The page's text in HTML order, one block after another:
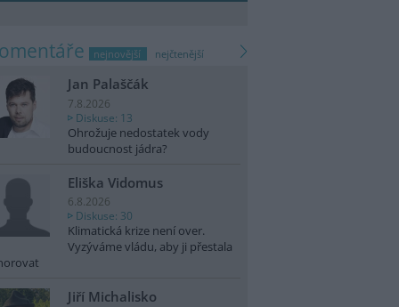
nejnovější nejčtenější
Jan Palaščák
7.8.2026
Diskuse: 13
Ohrožuje nedostatek vody
budoucnost jádra?
Eliška Vidomus
6.8.2026
Diskuse: 30
Klimatická krize není over.
Vyzýváme vládu, aby ji přestala
Jiří Michalisko